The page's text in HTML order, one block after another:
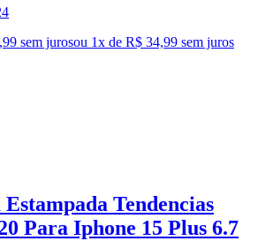
sem jurosou 1x de R$ 34,99 sem juros
Tendencias
Para Iphone 15 Plus 6.7